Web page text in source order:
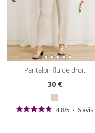
pantalon fluide droit
30€
4.8/5 - 6 avis